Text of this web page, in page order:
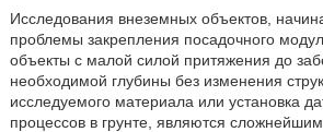
Исследования внеземных объектов,
проблемы закрепления посадочного
объекты с малой силой притяжения до
необходимой глубины без изменения
исследуемого материала или установка
процессов в грунте, являются